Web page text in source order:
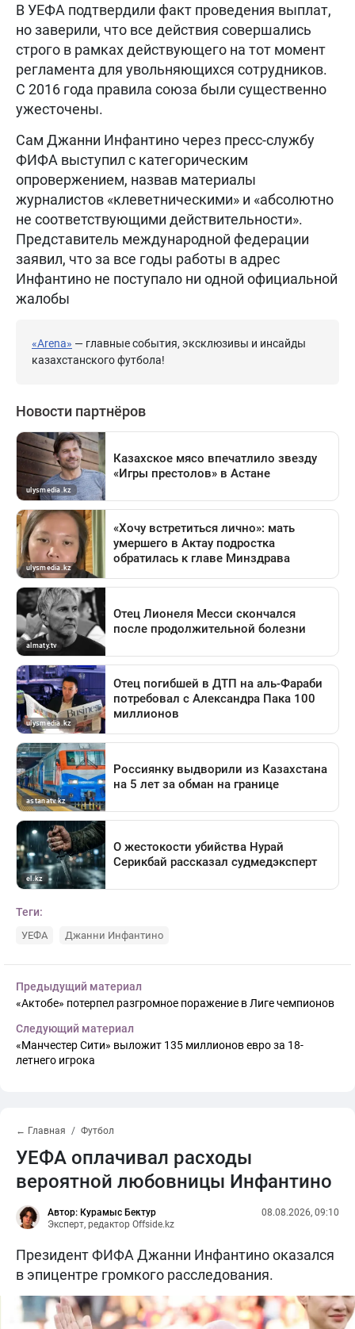
В УЕФА подтвердили факт проведения выплат,
но заверили, что все действия совершались
строго в рамках действующего на тот момент
регламента для увольняющихся сотрудников.
С 2016 года правила союза были существенно
ужесточены.
Сам Джанни Инфантино через пресс-службу
ФИФА выступил с категорическим
опровержением, назвав материалы
журналистов «клеветническими» и «абсолютно
не соответствующими действительности».
Представитель международной федерации
заявил, что за все годы работы в адрес
Инфантино не поступало ни одной официальной
жалобы
«Arena» — главные события, эксклюзивы и инсайды
казахстанского футбола!
Теги:
УЕФА Джанни Инфантино
Предыдущий материал
«Актобе» потерпел разгромное поражение в Лиге чемпионов
Следующий материал
«Манчестер Сити» выложит 135 миллионов евро за 18-
летнего игрока
← Главная Футбол
УЕФА оплачивал расходы
вероятной любовницы Инфантино
Автор: Курамыс Бектур
Эксперт, редактор Offside.kz
08.08.2026, 09:10
Президент ФИФА Джанни Инфантино оказался
в эпицентре громкого расследования.